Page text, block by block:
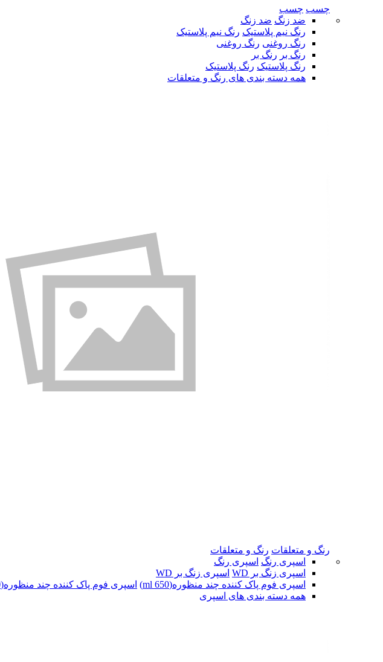
چسب چسب
ضد زنگ ضد زنگ
رنگ نیم پلاستیک رنگ نیم پلاستیک
رنگ روغنی رنگ روغنی
رنگ بر رنگ بر
رنگ پلاستیک رنگ پلاستیک
همه دسته بندی های رنگ و متعلقات
رنگ و متعلقات رنگ و متعلقات
اسپری رنگ اسپری رنگ
اسپری زنگ بر WD
اسپری زنگ بر WD
اسپری فوم پاک کننده چند منظوره(650 ml)
اسپری فوم پاک کننده چند منظوره(650 ml)
همه دسته بندی های اسپری